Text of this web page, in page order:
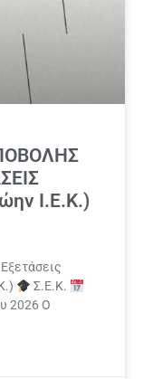
Ι.Ε.Κ.)
Εξετάσεις
Σ.Ε.Κ.
2026 Ο